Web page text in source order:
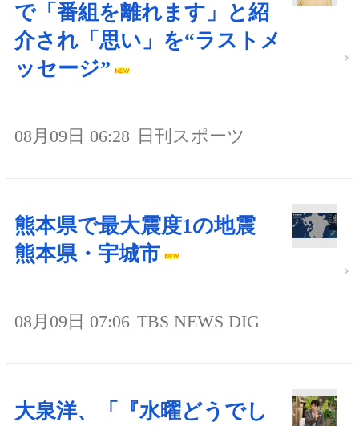
で「番組を離れます」と紹
介され「思い」を“ラストメ
ッセージ”
08月09日 06:28 日刊スポーツ
熊本県で最大震度1の地震
熊本県・宇城市
08月09日 07:06 TBS NEWS DIG
大泉洋、「『水曜どうでし